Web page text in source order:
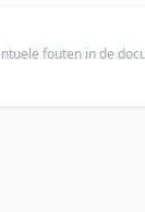
fouten in de